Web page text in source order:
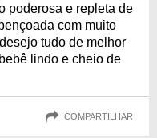
poderosa e repleta de
com muito
tudo de melhor
lindo e cheio de
COMPARTILHAR